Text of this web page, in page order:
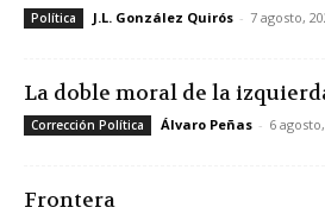
Política J.L. González Quirós - 7 agosto,
La doble moral de la
Corrección Política Álvaro Peñas - 6
Frontera